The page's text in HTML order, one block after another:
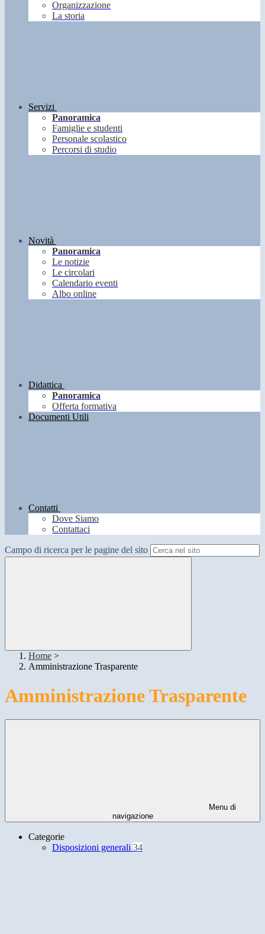
Organizzazione
La storia
Servizi
Panoramica
Famiglie e studenti
Personale scolastico
Percorsi di studio
Novità
Panoramica
Le notizie
Le circolari
Calendario eventi
Albo online
Didattica
Panoramica
Offerta formativa
Documenti Utili
Contatti
Dove Siamo
Contattaci
Campo di ricerca per le pagine del sito
Home >
Amministrazione Trasparente
Amministrazione Trasparente
Menu di
navigazione
Categorie
Disposizioni generali 34